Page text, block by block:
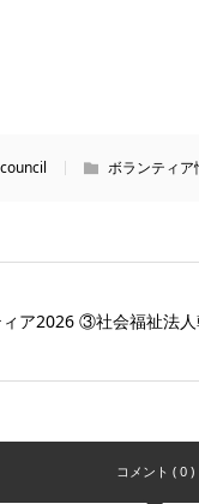
ボランティア
ィア2026 ③社会福祉法
コメント ( 0 )